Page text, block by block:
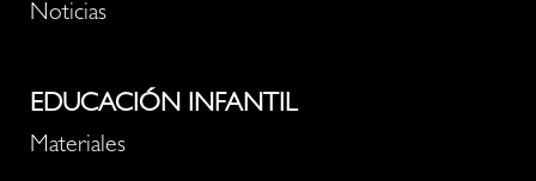
Noticias
EDUCACIÓN INFANTIL
Materiales